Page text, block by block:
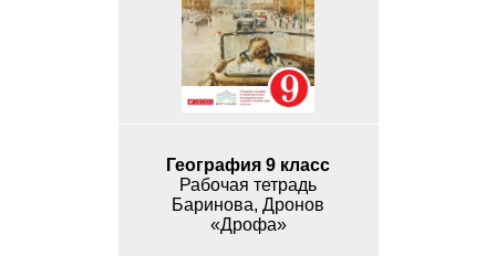
География 9 класс
Рабочая тетрадь
Баринова, Дронов
«Дрофа»